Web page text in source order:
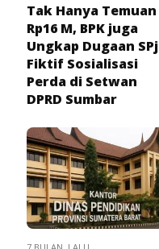
Tak Hanya Temuan
Rp16 M, BPK juga
Ungkap Dugaan SPj
Fiktif Sosialisasi
Perda di Setwan
DPRD Sumbar
7 BULAN LALU